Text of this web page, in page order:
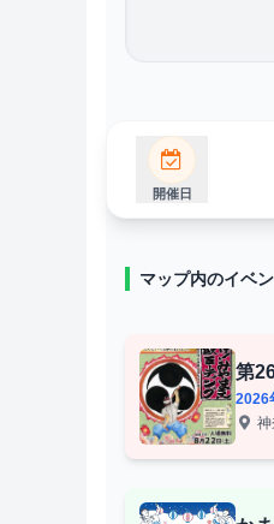
開催日
マップ内のイベ
第
2026